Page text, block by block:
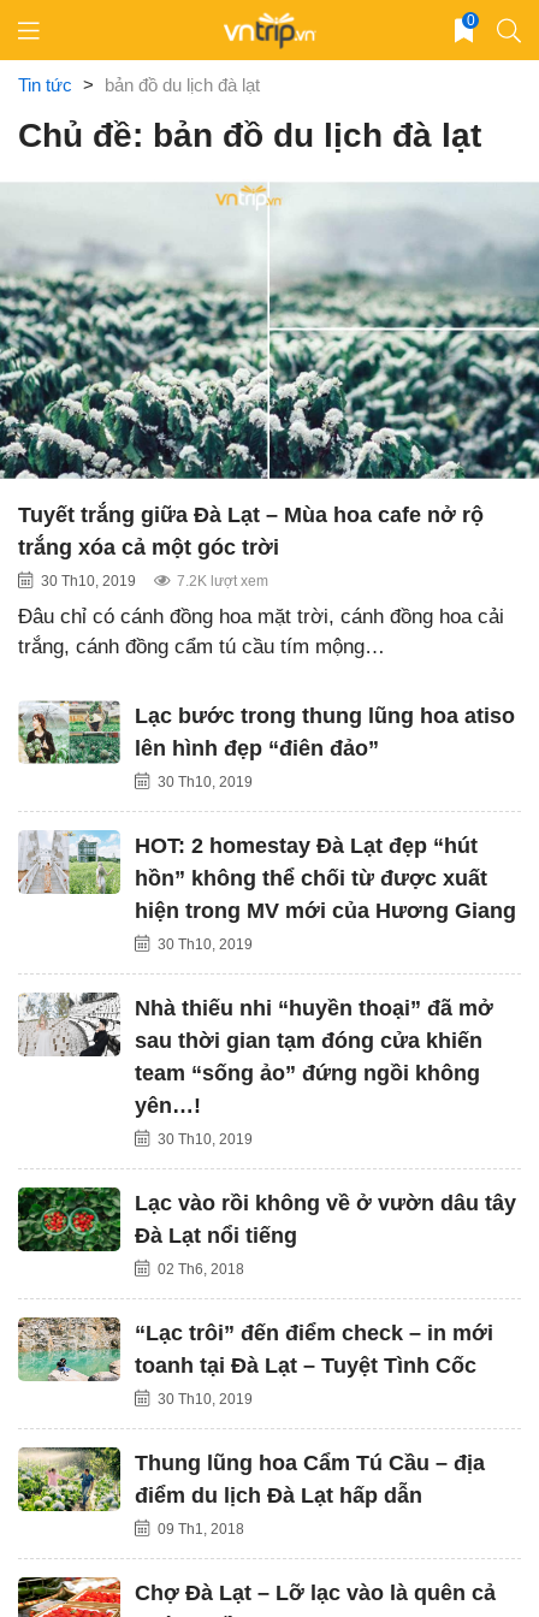
content
0
Tin tức > bản đồ du lịch đà lạt
Chủ đề: bản đồ du lịch đà lạt
Tuyết trắng giữa Đà Lạt – Mùa hoa cafe nở rộ
trắng xóa cả một góc trời
30 Th10, 2019 7.2K lượt xem
Đâu chỉ có cánh đồng hoa mặt trời, cánh đồng hoa cải
trắng, cánh đồng cẩm tú cầu tím mộng…
Lạc bước trong thung lũng hoa atiso
lên hình đẹp “điên đảo”
30 Th10, 2019
HOT: 2 homestay Đà Lạt đẹp “hút
hồn” không thể chối từ được xuất
hiện trong MV mới của Hương Giang
30 Th10, 2019
Nhà thiếu nhi “huyền thoại” đã mở
sau thời gian tạm đóng cửa khiến
team “sống ảo” đứng ngồi không
yên…!
30 Th10, 2019
Lạc vào rồi không về ở vườn dâu tây
Đà Lạt nổi tiếng
02 Th6, 2018
“Lạc trôi” đến điểm check – in mới
toanh tại Đà Lạt – Tuyệt Tình Cốc
30 Th10, 2019
Thung lũng hoa Cẩm Tú Cầu – địa
điểm du lịch Đà Lạt hấp dẫn
09 Th1, 2018
Chợ Đà Lạt – Lỡ lạc vào là quên cả